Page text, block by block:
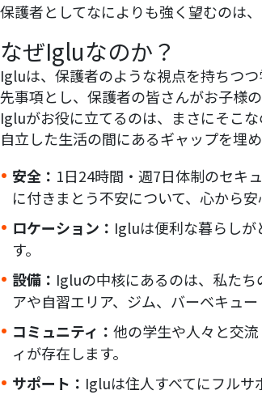
保護者としてなによりも強く望むのは
なぜIgluなのか？
Igluは、保護者のような視点を持ちつ
先事項とし、保護者の皆さんがお子様
Igluがお役に立てるのは、まさにそこ
自立した生活の間にあるギャップを埋め
安全： 1日24時間・週7日体制のセキ
に付きまとう不安について、心から安
ロケーション： Igluは便利な暮らしが
す。
設備： Igluの中核にあるのは、私た
アや自習エリア、ジム、バーベキュ
コミュニティ： 他の学生や人々と交
ィが存在します。
サポート： Igluは住人すべてにフルサ